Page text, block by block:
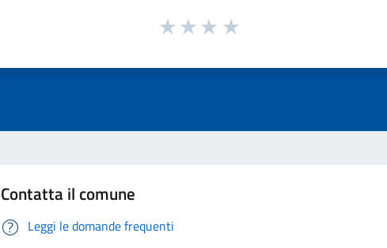
Contatta il comune
Leggi le domande frequenti